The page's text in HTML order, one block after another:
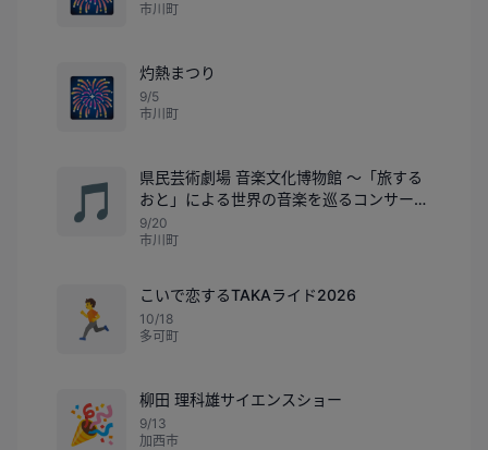
市川町
🎆
灼熱まつり
9/5
市川町
🎵
県民芸術劇場 音楽文化博物館 ～「旅する
おと」による世界の音楽を巡るコンサート
～
9/20
市川町
🏃
こいで恋するTAKAライド2026
10/18
多可町
🎉
柳田 理科雄サイエンスショー
9/13
加西市